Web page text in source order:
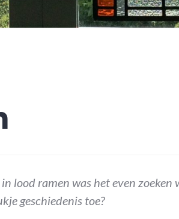
lood ramen was het even zoeken
geschiedenis toe?